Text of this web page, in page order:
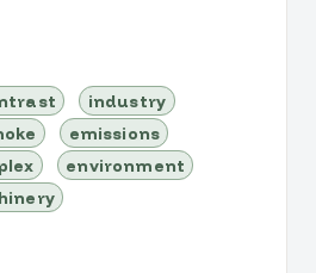
industry
emissions
environment